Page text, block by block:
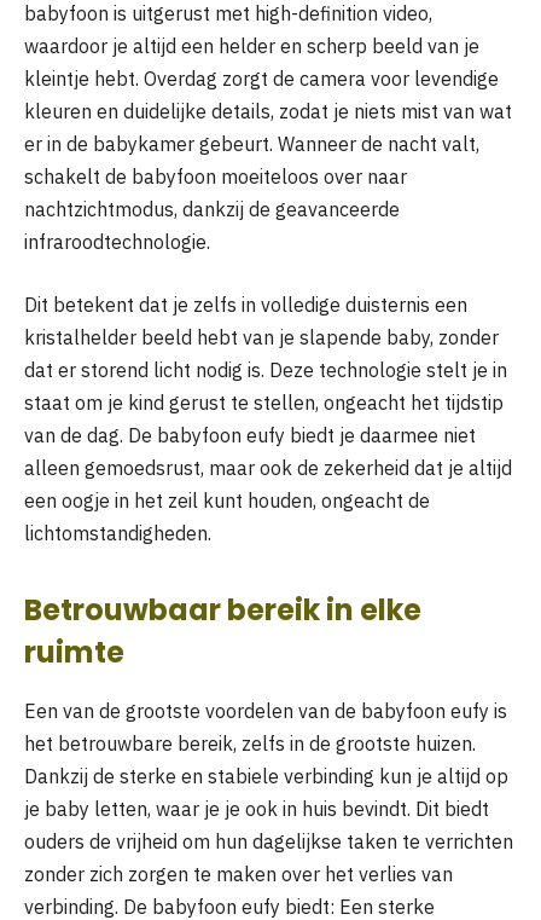
babyfoon is uitgerust met high-definition video,
waardoor je altijd een helder en scherp beeld van je
kleintje hebt. Overdag zorgt de camera voor levendige
kleuren en duidelijke details, zodat je niets mist van wat
er in de babykamer gebeurt. Wanneer de nacht valt,
schakelt de babyfoon moeiteloos over naar
nachtzichtmodus, dankzij de geavanceerde
infraroodtechnologie.
Dit betekent dat je zelfs in volledige duisternis een
kristalhelder beeld hebt van je slapende baby, zonder
dat er storend licht nodig is. Deze technologie stelt je in
staat om je kind gerust te stellen, ongeacht het tijdstip
van de dag. De babyfoon eufy biedt je daarmee niet
alleen gemoedsrust, maar ook de zekerheid dat je altijd
een oogje in het zeil kunt houden, ongeacht de
lichtomstandigheden.
Betrouwbaar bereik in elke
ruimte
Een van de grootste voordelen van de babyfoon eufy is
het betrouwbare bereik, zelfs in de grootste huizen.
Dankzij de sterke en stabiele verbinding kun je altijd op
je baby letten, waar je je ook in huis bevindt. Dit biedt
ouders de vrijheid om hun dagelijkse taken te verrichten
zonder zich zorgen te maken over het verlies van
verbinding. De babyfoon eufy biedt: Een sterke